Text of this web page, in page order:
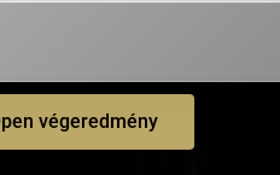
végeredmény